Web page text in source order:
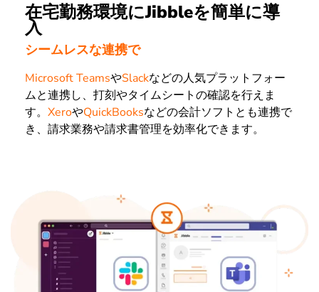
在宅勤務環境にJibbleを簡単に導
入
シームレスな連携で
Microsoft TeamsやSlackなどの人気プラットフォー
ムと連携し、打刻やタイムシートの確認を行えま
す。 XeroやQuickBooksなどの会計ソフトとも連携で
き、請求業務や請求書管理を効率化できます。